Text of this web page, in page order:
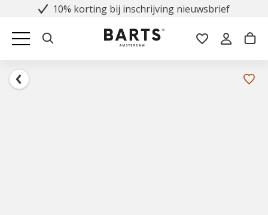
10% korting bij inschrijving nieuwsbrief